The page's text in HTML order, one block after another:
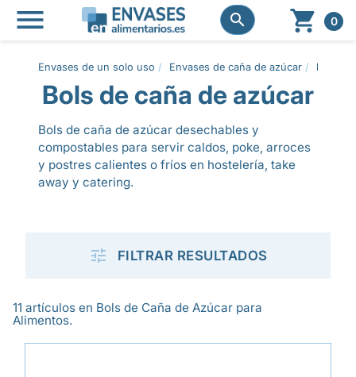
 
  0
Envases de un solo uso Envases de caña de azúcar Bols de
Bols de caña de azúcar
Bols de caña de azúcar desechables y
compostables para servir caldos, poke, arroces
y postres calientes o fríos en hostelería, take
away y catering.
 FILTRAR RESULTADOS
11 artículos en Bols de Caña de Azúcar para
Alimentos.